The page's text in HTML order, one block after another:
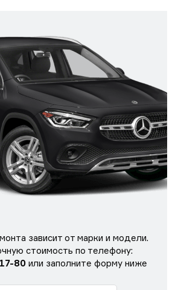
зависит от марки и модели.
стоимость по телефону:
80 или заполните форму ниже